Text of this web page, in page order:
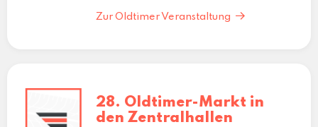
Zur Oldtimer Veranstaltung
28. Oldtimer-Markt in
den Zentralhallen